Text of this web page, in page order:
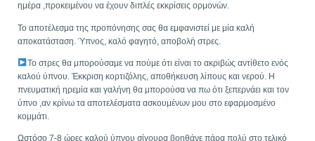
ημέρα ,προκειμένου να έχουν διπλές εκκρίσεις ορμονών.
Το αποτέλεσμα της προπόνησης σας θα εμφανιστεί με μία καλή
αποκατάσταση. Ύπνος, καλό φαγητό, αποβολή στρες.
Το στρες θα μπορούσαμε να πούμε ότι είναι το ακριβώς αντίθετο ενός
καλού ύπνου. Έκκριση κορτιζόλης, αποθήκευση λίπους και νερού. Η
πνευματική ηρεμία και γαλήνη θα μπορούσα να πω ότι ξεπερνάει και τον
ύπνο ,αν κρίνω τα αποτελέσματα ασκουμένων μου στο εφαρμοσμένο
κομμάτι.
Ωστόσο 7-8 ώρες καλού ύπνου σίγουρα βοηθάνε πάρα πολύ στο τελικό